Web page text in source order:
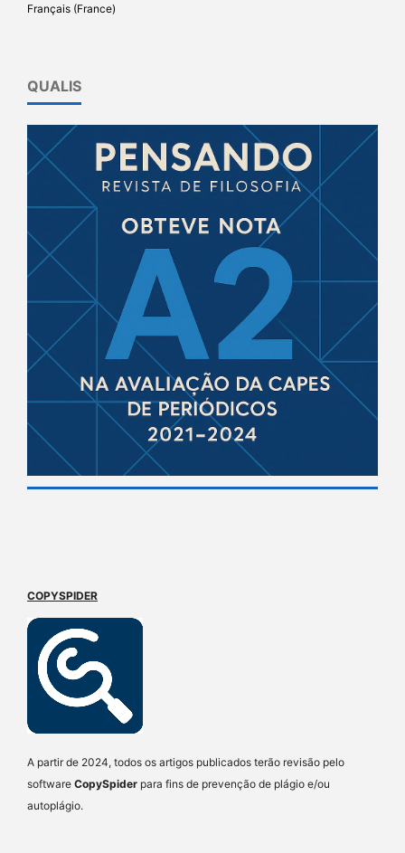
Français (France)
QUALIS
COPYSPIDER
A partir de 2024, todos os artigos publicados terão revisão pelo
software CopySpider para fins de prevenção de plágio e/ou
autoplágio.